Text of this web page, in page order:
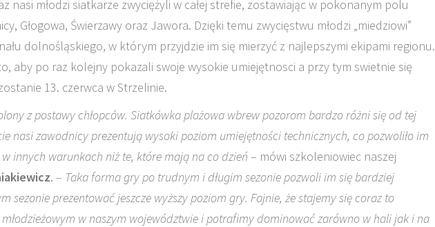
nasi młodzi siatkarze zwyciężyli w całej strefie, zostawiając w pokonanym polu
Głogowa, Świerzawy oraz Jawora. Dzięki temu zwycięstwu młodzi „miedziowi”
dolnośląskiego, w którym przyjdzie im się mierzyć z najlepszymi ekipami regionu.
aby po raz kolejny pokazali swoje wysokie umiejętnosci a przy tym swietnie się
13. czerwca w Strzelinie.
z postawy chłopców. Siatkówka plażowa wbrew pozorom bardzo różni się od tej
nasi zawodnicy prezentują wysoki poziom umiejętności technicznych, co pozwoliło im
innych warunkach niż te, które mają na co dzień – mówi szkoleniowiec naszej
. – Taka forma gry po trudnym i długim sezonie pozwoli im się bardziej
sezonie prezentować jeszcze wyższy poziom gry. Fajnie, że stajemy się coraz to
w naszym województwie i potrafimy dominować zarówno w hali jak i na